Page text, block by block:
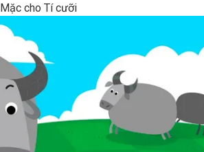
Mặc cho Tí cưỡi